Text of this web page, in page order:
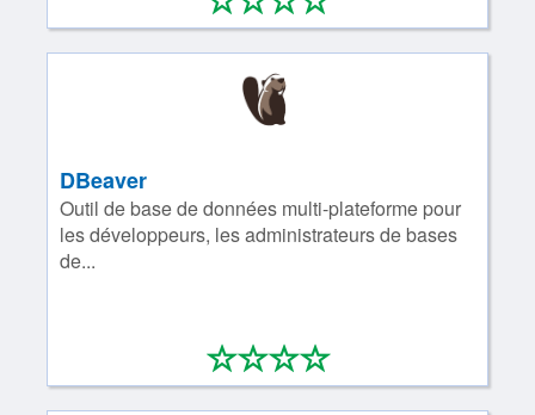
DBeaver
Outil de base de données multi-plateforme pour
les développeurs, les administrateurs de bases
de...
****
0/4